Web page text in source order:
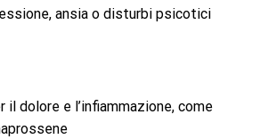
ansia o disturbi psicotici
il dolore e l’infiammazione, come